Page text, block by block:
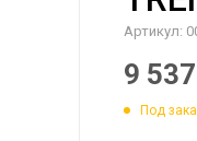
Артикул:
9 537
Под